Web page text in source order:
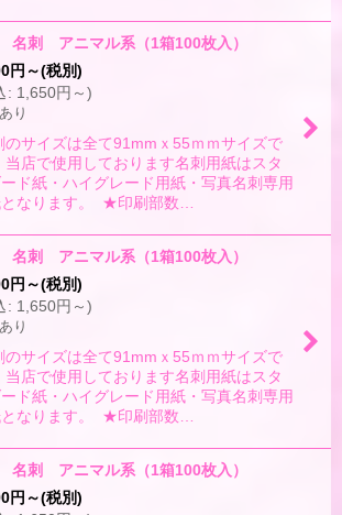
刺 アニマル系（1箱100枚入）
円 ～(税別)
: 1,650円 ～)
り
のサイズは全て91mmｘ55ｍｍサイズで
当店で使用しております名刺用紙はスタ
ド紙・ハイグレード用紙・写真名刺専用
となります。 ★印刷部数…
刺 アニマル系（1箱100枚入）
円 ～(税別)
: 1,650円 ～)
り
のサイズは全て91mmｘ55ｍｍサイズで
当店で使用しております名刺用紙はスタ
ド紙・ハイグレード用紙・写真名刺専用
となります。 ★印刷部数…
刺 アニマル系（1箱100枚入）
円 ～(税別)